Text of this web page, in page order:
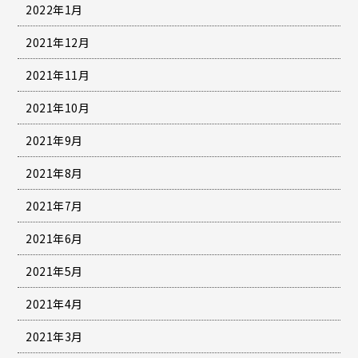
2022年1月
2021年12月
2021年11月
2021年10月
2021年9月
2021年8月
2021年7月
2021年6月
2021年5月
2021年4月
2021年3月